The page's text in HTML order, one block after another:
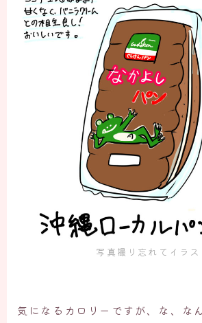
写真撮り忘れてイラス
気になるカロリーですが、な、な